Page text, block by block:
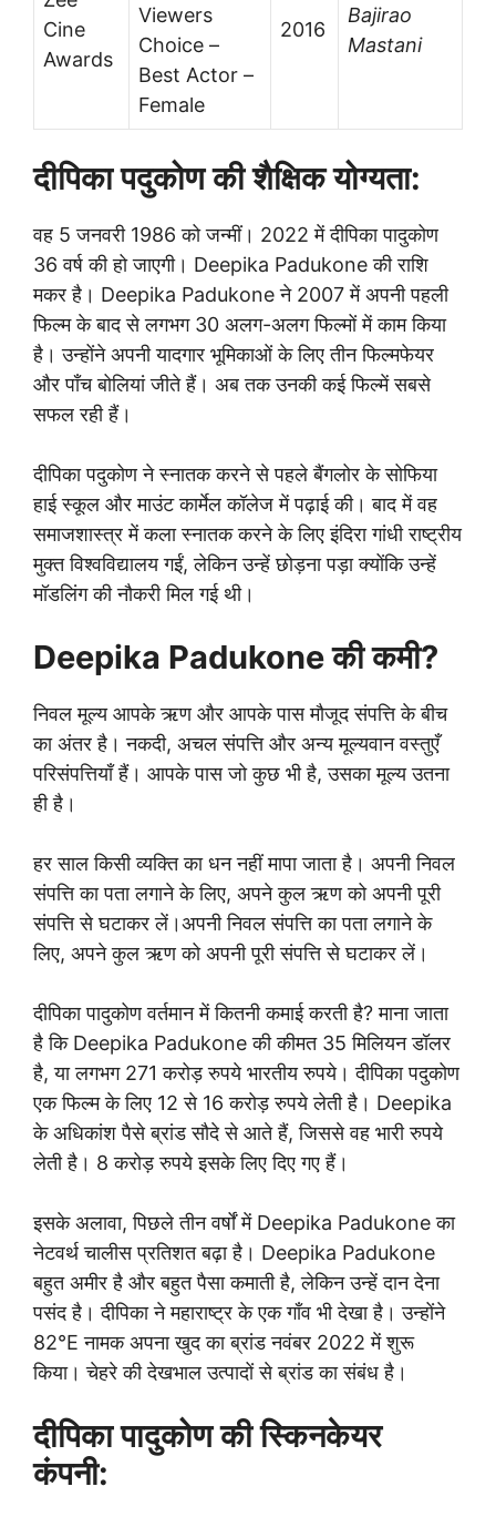
Cine
Awards
Viewers
Choice –
Best Actor –
Female
2016
Bajirao
Mastani
दीपिका पदुकोण की शैक्षिक योग्यता:
वह 5 जनवरी 1986 को जन्मीं। 2022 में दीपिका पादुकोण
36 वर्ष की हो जाएगी। Deepika Padukone की राशि
मकर है। Deepika Padukone ने 2007 में अपनी पहली
फिल्म के बाद से लगभग 30 अलग-अलग फिल्मों में काम किया
है। उन्होंने अपनी यादगार भूमिकाओं के लिए तीन फिल्मफेयर
और पाँच बोलियां जीते हैं। अब तक उनकी कई फिल्में सबसे
सफल रही हैं।
दीपिका पदुकोण ने स्नातक करने से पहले बैंगलोर के सोफिया
हाई स्कूल और माउंट कार्मेल कॉलेज में पढ़ाई की। बाद में वह
समाजशास्त्र में कला स्नातक करने के लिए इंदिरा गांधी राष्ट्रीय
मुक्त विश्वविद्यालय गईं, लेकिन उन्हें छोड़ना पड़ा क्योंकि उन्हें
मॉडलिंग की नौकरी मिल गई थी।
Deepika Padukone की कमी?
निवल मूल्य आपके ऋण और आपके पास मौजूद संपत्ति के बीच
का अंतर है। नकदी, अचल संपत्ति और अन्य मूल्यवान वस्तुएँ
परिसंपत्तियाँ हैं। आपके पास जो कुछ भी है, उसका मूल्य उतना
ही है।
हर साल किसी व्यक्ति का धन नहीं मापा जाता है। अपनी निवल
संपत्ति का पता लगाने के लिए, अपने कुल ऋण को अपनी पूरी
संपत्ति से घटाकर लें।अपनी निवल संपत्ति का पता लगाने के
लिए, अपने कुल ऋण को अपनी पूरी संपत्ति से घटाकर लें।
दीपिका पादुकोण वर्तमान में कितनी कमाई करती है? माना जाता
है कि Deepika Padukone की कीमत 35 मिलियन डॉलर
है, या लगभग 271 करोड़ रुपये भारतीय रुपये। दीपिका पदुकोण
एक फिल्म के लिए 12 से 16 करोड़ रुपये लेती है। Deepika
के अधिकांश पैसे ब्रांड सौदे से आते हैं, जिससे वह भारी रुपये
लेती है। 8 करोड़ रुपये इसके लिए दिए गए हैं।
इसके अलावा, पिछले तीन वर्षों में Deepika Padukone का
नेटवर्थ चालीस प्रतिशत बढ़ा है। Deepika Padukone
बहुत अमीर है और बहुत पैसा कमाती है, लेकिन उन्हें दान देना
पसंद है। दीपिका ने महाराष्ट्र के एक गाँव भी देखा है। उन्होंने
82°E नामक अपना खुद का ब्रांड नवंबर 2022 में शुरू
किया। चेहरे की देखभाल उत्पादों से ब्रांड का संबंध है।
दीपिका पादुकोण की स्किनकेयर
कंपनी: